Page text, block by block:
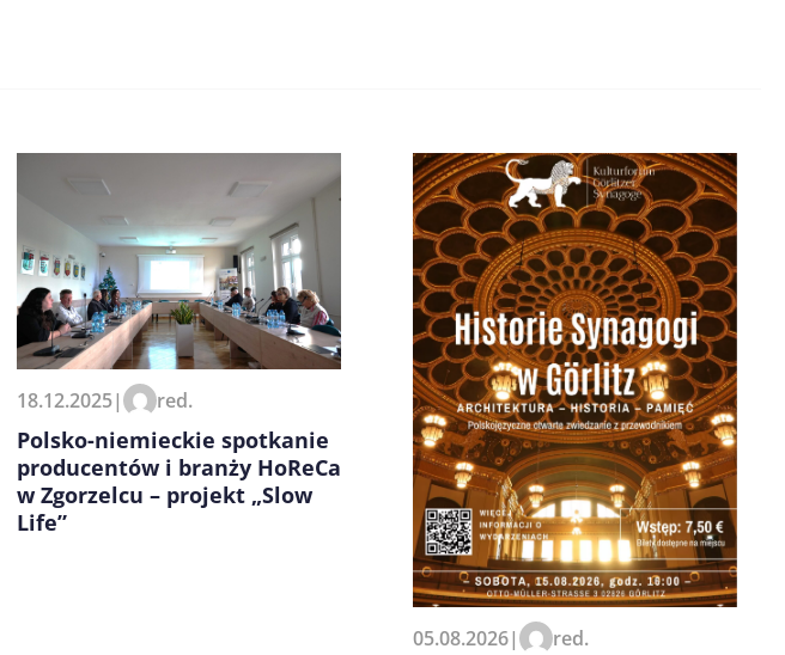
18.12.2025| red.
Polsko-niemieckie spotkanie
producentów i branży HoReCa
w Zgorzelcu – projekt „Slow
Life”
05.08.2026| red.